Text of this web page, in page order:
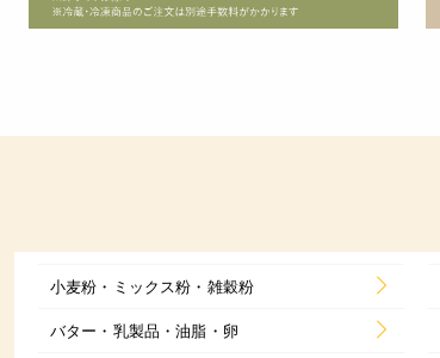
小麦粉・ミックス粉・雑穀粉
バター・乳製品・油脂・卵